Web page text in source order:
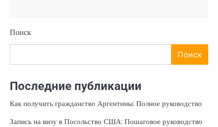
Поиск
Поиск
Последние публикации
Как получить гражданство Аргентины: Полное руководство
Запись на визу в Посольство США: Пошаговое руководство